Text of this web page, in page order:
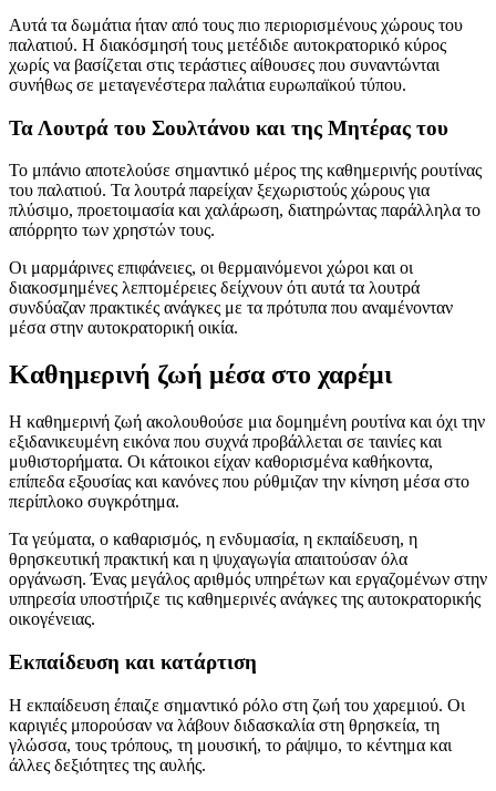
Αυτά τα δωμάτια ήταν από τους πιο περιορισμένους χώρους του
παλατιού. Η διακόσμησή τους μετέδιδε αυτοκρατορικό κύρος
χωρίς να βασίζεται στις τεράστιες αίθουσες που συναντώνται
συνήθως σε μεταγενέστερα παλάτια ευρωπαϊκού τύπου.
Τα Λουτρά του Σουλτάνου και της Μητέρας του
Το μπάνιο αποτελούσε σημαντικό μέρος της καθημερινής ρουτίνας
του παλατιού. Τα λουτρά παρείχαν ξεχωριστούς χώρους για
πλύσιμο, προετοιμασία και χαλάρωση, διατηρώντας παράλληλα το
απόρρητο των χρηστών τους.
Οι μαρμάρινες επιφάνειες, οι θερμαινόμενοι χώροι και οι
διακοσμημένες λεπτομέρειες δείχνουν ότι αυτά τα λουτρά
συνδύαζαν πρακτικές ανάγκες με τα πρότυπα που αναμένονταν
μέσα στην αυτοκρατορική οικία.
Καθημερινή ζωή μέσα στο χαρέμι
Η καθημερινή ζωή ακολουθούσε μια δομημένη ρουτίνα και όχι την
εξιδανικευμένη εικόνα που συχνά προβάλλεται σε ταινίες και
μυθιστορήματα. Οι κάτοικοι είχαν καθορισμένα καθήκοντα,
επίπεδα εξουσίας και κανόνες που ρύθμιζαν την κίνηση μέσα στο
περίπλοκο συγκρότημα.
Τα γεύματα, ο καθαρισμός, η ενδυμασία, η εκπαίδευση, η
θρησκευτική πρακτική και η ψυχαγωγία απαιτούσαν όλα
οργάνωση. Ένας μεγάλος αριθμός υπηρέτων και εργαζομένων στην
υπηρεσία υποστήριζε τις καθημερινές ανάγκες της αυτοκρατορικής
οικογένειας.
Εκπαίδευση και κατάρτιση
Η εκπαίδευση έπαιζε σημαντικό ρόλο στη ζωή του χαρεμιού. Οι
καριγιές μπορούσαν να λάβουν διδασκαλία στη θρησκεία, τη
γλώσσα, τους τρόπους, τη μουσική, το ράψιμο, το κέντημα και
άλλες δεξιότητες της αυλής.